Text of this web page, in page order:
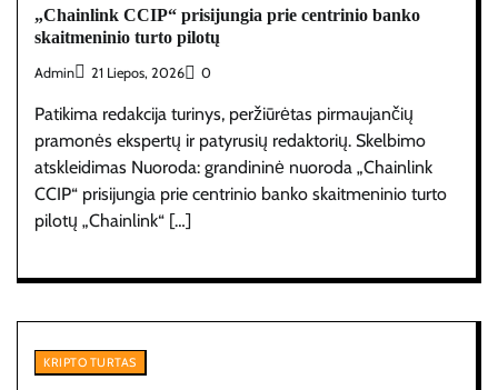
„Chainlink CCIP“ prisijungia prie centrinio banko
skaitmeninio turto pilotų
Admin 21 Liepos, 2026 0
Patikima redakcija turinys, peržiūrėtas pirmaujančių
pramonės ekspertų ir patyrusių redaktorių. Skelbimo
atskleidimas Nuoroda: grandininė nuoroda „Chainlink
CCIP“ prisijungia prie centrinio banko skaitmeninio turto
pilotų „Chainlink“ […]
KRIPTO TURTAS